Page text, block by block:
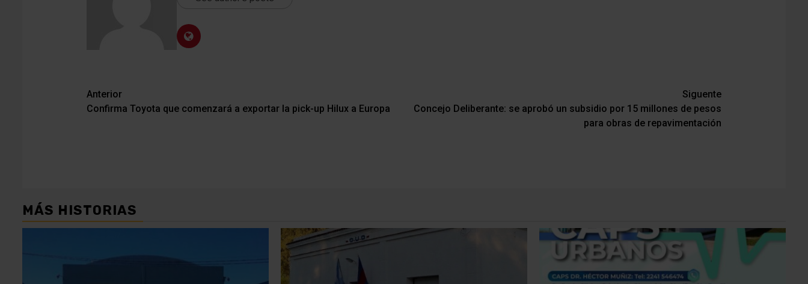
Navegación
de
Anterior
Confirma Toyota que comenzará a exportar la pick-up Hilux a Europa
Siguente
Concejo Deliberante: se aprobó un subsidio por 15 millones de pesos
para obras de repavimentación
MÁS HISTORIAS